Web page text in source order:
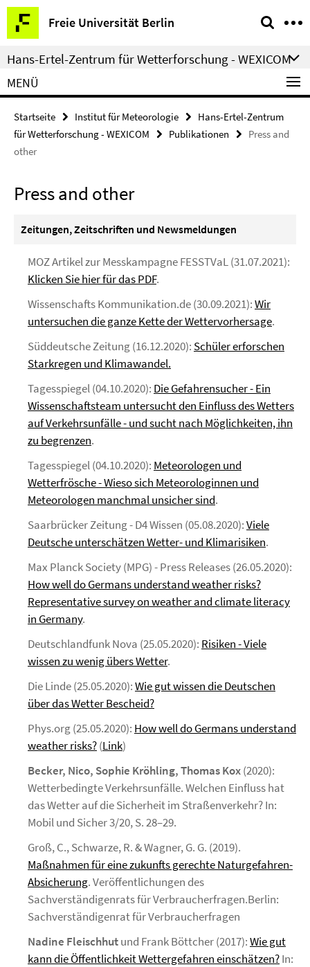
Springe
direkt
zu
Inhalt
Freie Universität Berlin
Service-
Navigation
Hans-Ertel-Zentrum für Wetterforschung - WEXICOM
MENÜ
Startseite Institut für Meteorologie
Hans-Ertel-Zentrum
für Wetterforschung - WEXICOM
Publikationen
Press and
other
Press and other
Zeitungen, Zeitschriften und Newsmeldungen
MOZ Artikel zur Messkampagne FESSTVaL (31.07.2021):
Klicken Sie hier für das PDF.
Wissenschafts Kommunikation.de (30.09.2021):Wir
untersuchen die ganze Kette der Wettervorhersage.
Süddeutsche Zeitung (16.12.2020): Schüler erforschen
Starkregen und Klimawandel.
Tagesspiegel (04.10.2020): Die Gefahrensucher - Ein
Wissenschaftsteam untersucht den Einfluss des Wetters
auf Verkehrsunfälle - und sucht nach Möglichkeiten, ihn
zu begrenzen.
Tagesspiegel (04.10.2020): Meteorologen und
Wetterfrösche - Wieso sich Meteorologinnen und
Meteorologen manchmal unsicher sind.
Saarbrücker Zeitung - D4 Wissen (05.08.2020):Viele
Deutsche unterschätzen Wetter- und Klimarisiken.
Max Planck Society (MPG) - Press Releases (26.05.2020):
How well do Germans understand weather risks?
Representative survey on weather and climate literacy
in Germany.
Deutschlandfunk Nova (25.05.2020): Risiken - Viele
wissen zu wenig übers Wetter.
Die Linde (25.05.2020):Wie gut wissen die Deutschen
über das Wetter Bescheid?
Phys.org (25.05.2020): How well do Germans understand
weather risks?(Link)
Becker, Nico, Sophie Kröhling, Thomas Kox(2020):
Wetterbedingte Verkehrsunfälle. Welchen Einfluss hat
das Wetter auf die Sicherheit im Straßenverkehr? In:
Mobil und Sicher 3/20, S. 28–29.
Groß, C., Schwarze, R. & Wagner, G. G. (2019).
Maßnahmen für eine zukunfts gerechte Naturgefahren-
Absicherung. Veröffentlichungen des
Sachverständigenrats für Verbraucherfragen.Berlin:
Sachverständigenrat für Verbraucherfragen
Nadine Fleischhutund Frank Böttcher (2017):Wie gut
kann die Öffentlichkeit Wettergefahren einschätzen?In: